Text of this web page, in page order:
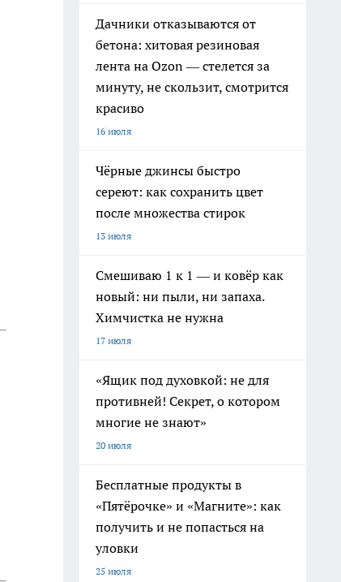
Дачники отказываются от
бетона: хитовая резиновая
лента на Ozon — стелется за
минуту, не скользит, смотрится
красиво
16 июля
Чёрные джинсы быстро
сереют: как сохранить цвет
после множества стирок
13 июля
Смешиваю 1 к 1 — и ковёр как
новый: ни пыли, ни запаха.
Химчистка не нужна
17 июля
«Ящик под духовкой: не для
противней! Секрет, о котором
многие не знают»
20 июля
Бесплатные продукты в
«Пятёрочке» и «Магните»: как
получить и не попасться на
уловки
25 июля